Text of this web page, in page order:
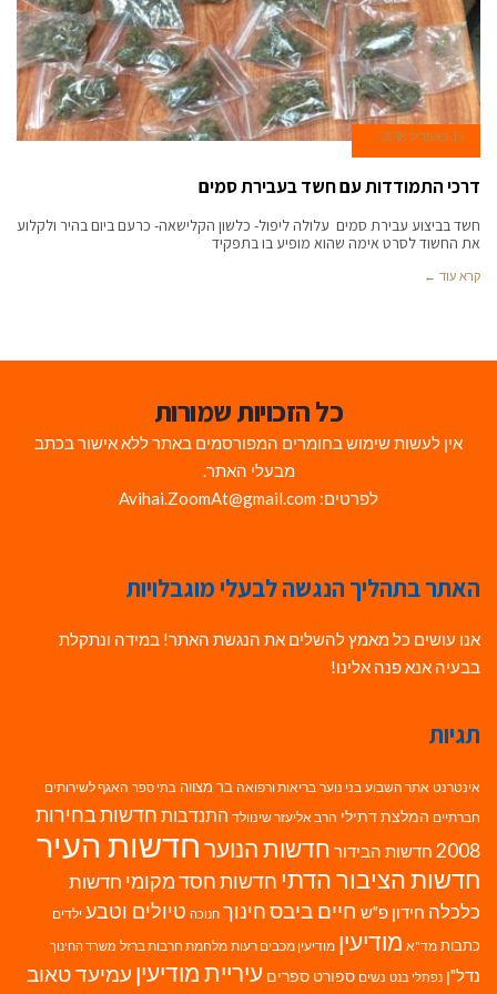
15 באפריל 2018
דרכי התמודדות עם חשד בעבירת סמים
חשד בביצוע עבירת סמים עלולה ליפול- כלשון הקלישאה- כרעם ביום בהיר ולקלוע
את החשוד לסרט אימה שהוא מופיע בו בתפקיד
קרא עוד ←
כל הזכויות שמורות
אין לעשות שימוש בחומרים המפורסמים באתר ללא אישור בכתב
מבעלי האתר.
לפרטים: Avihai.ZoomAt@gmail.com
האתר בתהליך הנגשה לבעלי מוגבלויות
אנו עושים כל מאמץ להשלים את הנגשת האתר! במידה ונתקלת
בבעיה אנא פנה אלינו!
תגיות
אינטרנט אתר השבוע בני נוער בריאות ורפואה בר מצווה בתי ספר האגף לשירותים
חברתיים המלצת דתילי הרב אליעזר שינוולד התנדבות חדשות בחירות
2008 חדשות הבידור חדשות הנוערחדשות העיר
חדשות הציבור הדתי חדשות חסד מקומי חדשות
כלכלה חידון פ"ש חיים ביבסחינוך חנוכה טיולים וטבע ילדים
כתבות מד"א מודיעין מודיעין מכבים רעות מלחמת חרבות ברזל משרד החינוך
נדל"ן נפתלי בנט נשים ספורט ספרים עיריית מודיעין עמיעד טאוב